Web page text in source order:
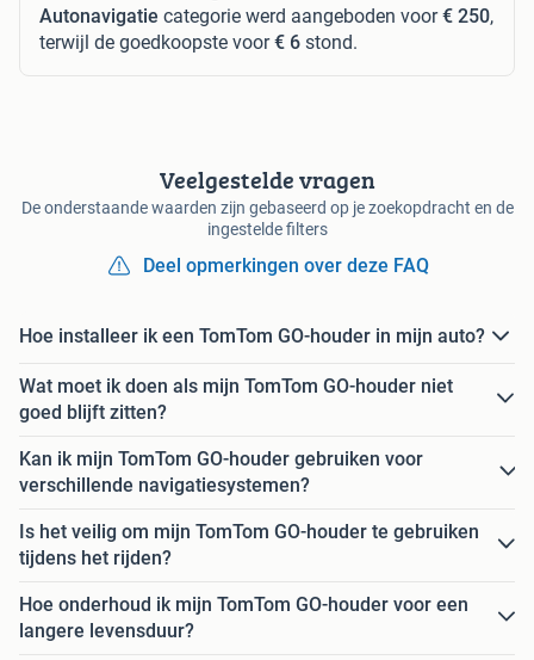
Autonavigatie categorie werd aangeboden voor€ 250,
terwijl de goedkoopste voor€ 6 stond.
Veelgestelde vragen
De onderstaande waarden zijn gebaseerd op je zoekopdracht en de
ingestelde filters
Deel opmerkingen over deze FAQ
Hoe installeer ik een TomTom GO-houder in mijn auto?
Wat moet ik doen als mijn TomTom GO-houder niet
goed blijft zitten?
Kan ik mijn TomTom GO-houder gebruiken voor
verschillende navigatiesystemen?
Is het veilig om mijn TomTom GO-houder te gebruiken
tijdens het rijden?
Hoe onderhoud ik mijn TomTom GO-houder voor een
langere levensduur?